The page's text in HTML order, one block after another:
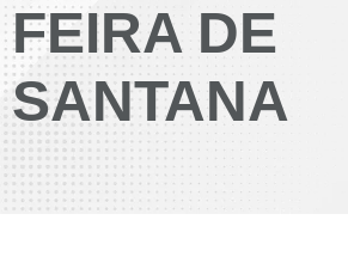
FEIRA DE
SANTANA